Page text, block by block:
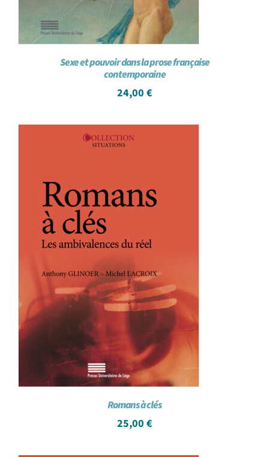
Sexe et pouvoir dans la prose française
contemporaine
24,00 €
Romans à clés
25,00 €